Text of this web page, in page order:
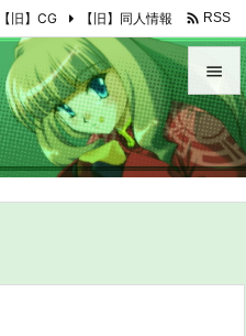


メニュ


【旧】CG 【旧】同人情報  RSS